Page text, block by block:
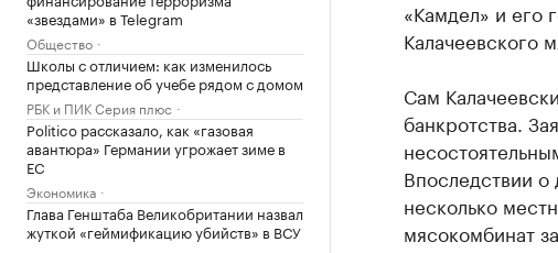
«звездами» в Telegram
Общество
Школы с отличием: как изменилось
представление об учебе рядом с домом
РБК и ПИК Серия плюс
Politico рассказало, как «газовая
авантюра» Германии угрожает зиме в
ЕС
Экономика
Глава Генштаба Великобритании назвал
жуткой «геймификацию убийств» в ВСУ
«Камдел» и его
Калачеевского
Сам
банкротства.
Впоследствии о
несколько
мясокомбинат